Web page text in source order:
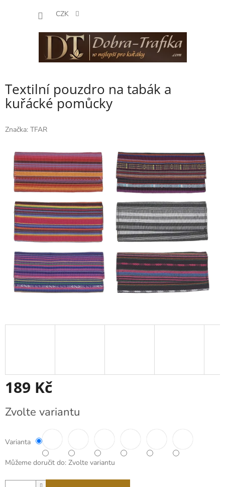
CZK
Textilní pouzdro na tabák a
kuřácké pomůcky
Značka: TFAR
189 Kč
cena:
Zvolte variantu
Varianta
Můžeme doručit do: Zvolte variantu